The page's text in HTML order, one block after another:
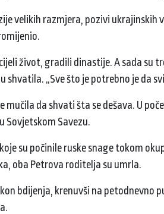
velikih razmjera, pozivi
život, gradili dinastije. A sada su
shvatila. „Sve što je potrebno je da
mučila da shvati šta se dešava. U
Sovjetskom Savezu.
su počinile ruske snage tokom
oba Petrova roditelja su umrla.
bdijenja, krenuvši na petodnevno